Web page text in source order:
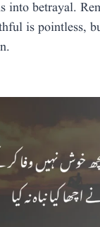
into betrayal.
is pointless,